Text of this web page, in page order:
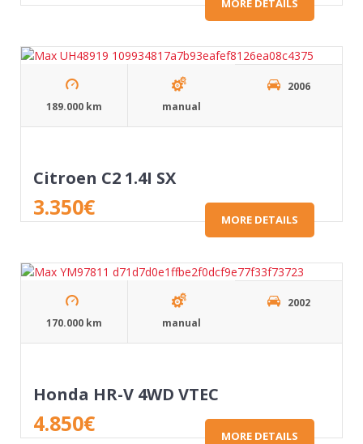
MORE DETAILS
189.000 km manual
2006
Citroen C2 1.4I SX
3.350€ MORE DETAILS
170.000 km manual
2002
Honda HR-V 4WD VTEC
4.850€ MORE DETAILS